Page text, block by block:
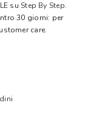
suStep By Step.
30 giorni: per
care.